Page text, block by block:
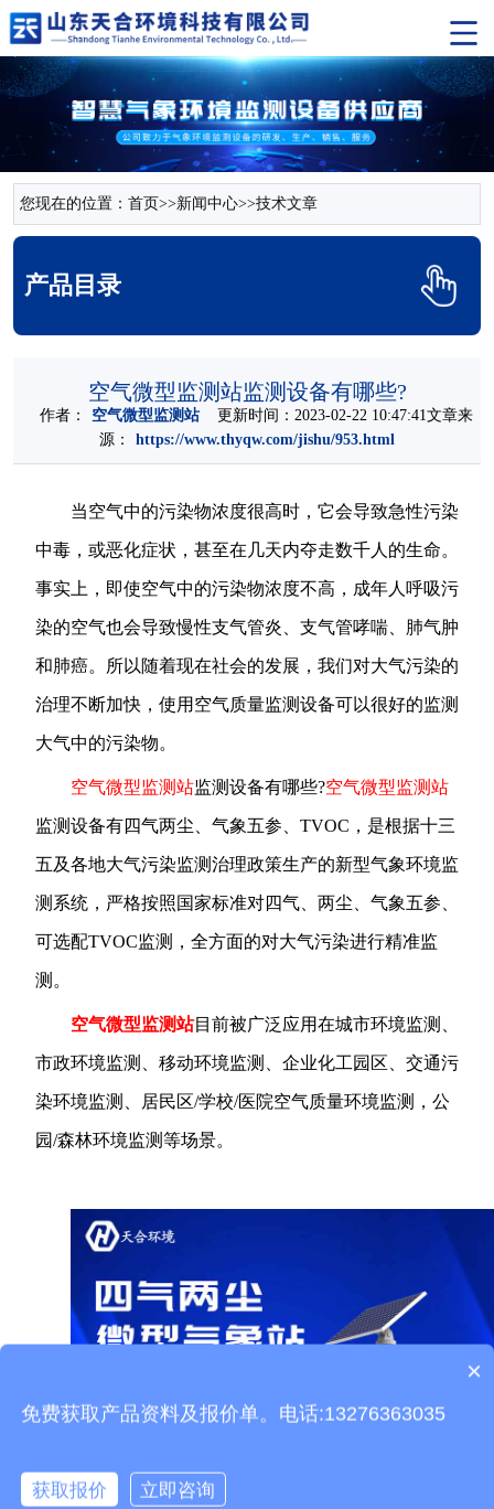
您现在的位置： 首页>>新闻中心>>技术文章
产品目录
空气微型监测站监测设备有哪些?
作者： 空气微型监测站更新时间：2023-02-22 10:47:41文章来
源：
https://www.thyqw.com/jishu/953.html
当空气中的污染物浓度很高时，它会导致急性污染
中毒，或恶化症状，甚至在几天内夺走数千人的生命。
事实上，即使空气中的污染物浓度不高，成年人呼吸污
染的空气也会导致慢性支气管炎、支气管哮喘、肺气肿
和肺癌。所以随着现在社会的发展，我们对大气污染的
治理不断加快，使用空气质量监测设备可以很好的监测
大气中的污染物。
空气微型监测站监测设备有哪些?空气微型监测站
监测设备有四气两尘、气象五参、TVOC，是根据十三
五及各地大气污染监测治理政策生产的新型气象环境监
测系统，严格按照国家标准对四气、两尘、气象五参、
可选配TVOC监测，全方面的对大气污染进行精准监
测。
空气微型监测站目前被广泛应用在城市环境监测、
市政环境监测、移动环境监测、企业化工园区、交通污
染环境监测、居民区/学校/医院空气质量环境监测，公
园/森林环境监测等场景。
产品包含安装吗？
×
免费获取产品资料及报价单。电话:13276363035
获取报价 立即咨询